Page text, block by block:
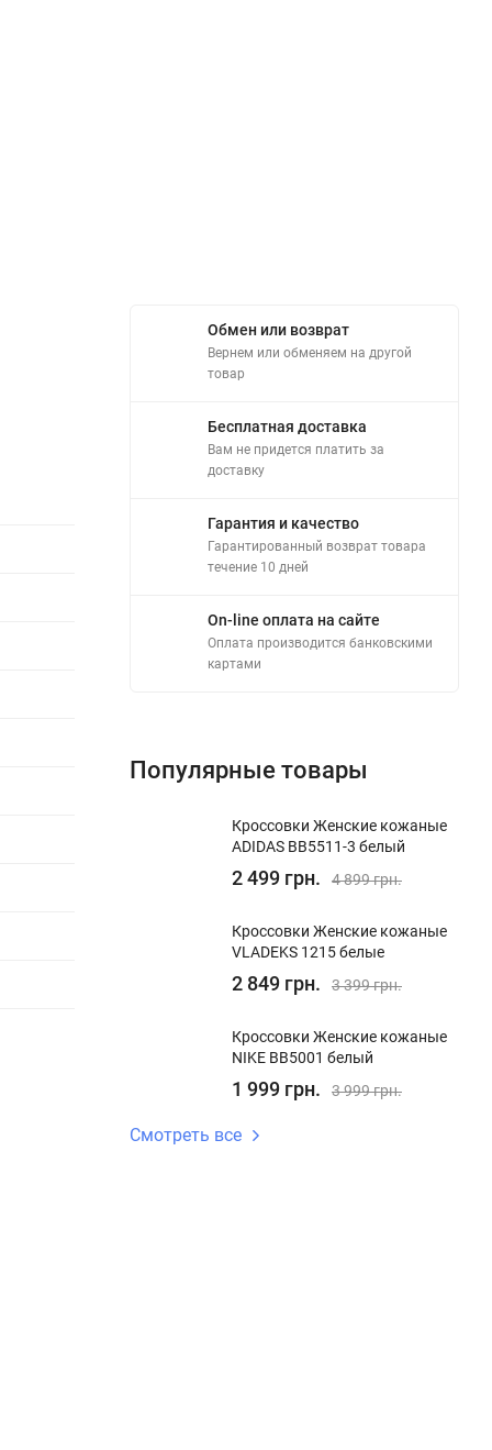
Обмен или возврат
Вернем или обменяем на другой
товар
Бесплатная доставка
Вам не придется платить за
доставку
Гарантия и качество
Гарантированный возврат товара
течение 10 дней
On-line оплата на сайте
Оплата производится банковскими
картами
Популярные товары
Кроссовки Женские кожаные
ADIDAS BB5511-3 белый
2 499 грн. 4 899 грн.
Кроссовки Женские кожаные
VLADEKS 1215 белые
2 849 грн. 3 399 грн.
Кроссовки Женские кожаные
NIKE BB5001 белый
1 999 грн. 3 999 грн.
Смотреть все